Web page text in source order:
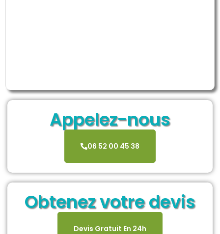
Appelez-nous
06 52 00 45 38
Obtenez votre devis
Devis Gratuit En 24h